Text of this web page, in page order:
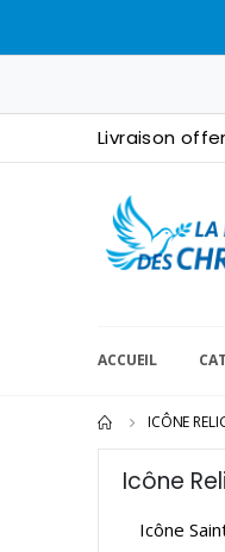
Livraison
ACCUEIL
ICÔNE
Icône
Icône